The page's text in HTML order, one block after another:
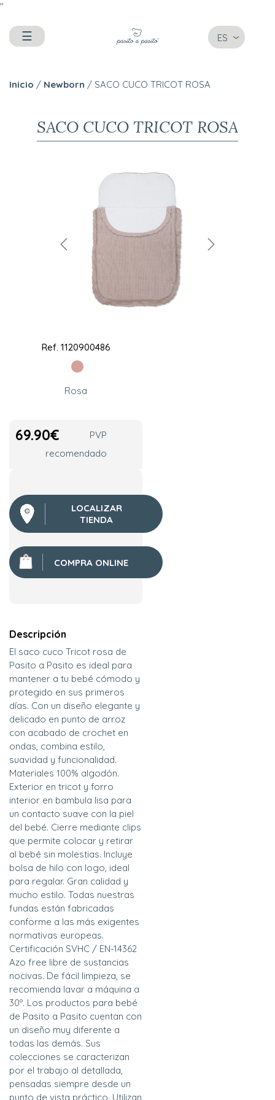
"
☰ ES
Inicio / Newborn / SACO CUCO TRICOT ROSA
SACO CUCO TRICOT ROSA
Ref. 1120900486
Rosa
69.90€
PVP
recomendado
LOCALIZAR
TIENDA
COMPRA ONLINE
Descripción
El saco cuco Tricot rosa de
Pasito a Pasito es ideal para
mantener a tu bebé cómodo y
protegido en sus primeros
días. Con un diseño elegante y
delicado en punto de arroz
con acabado de crochet en
ondas, combina estilo,
suavidad y funcionalidad.
Materiales 100% algodón.
Exterior en tricot y forro
interior en bambula lisa para
un contacto suave con la piel
del bebé. Cierre mediante clips
que permite colocar y retirar
al bebé sin molestias. Incluye
bolsa de hilo con logo, ideal
para regalar. Gran calidad y
mucho estilo. Todas nuestras
fundas están fabricadas
conforme a las más exigentes
normativas europeas.
Certificación SVHC / EN-14362
Azo free libre de sustancias
nocivas. De fácil limpieza, se
recomienda lavar a máquina a
30º. Los productos para bebé
de Pasito a Pasito cuentan con
un diseño muy diferente a
todas las demás. Sus
colecciones se caracterizan
por el trabajo al detallada,
pensadas siempre desde un
punto de vista práctico. Utilizan